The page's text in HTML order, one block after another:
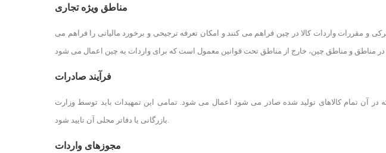
مناطق ویژه تجاری
و مقررات واردات کالا در چین فراهم می کنند و امکان تعرفه ترجیحی و برخورد مالیاتی را فراهم می
فرآیند صادرات
در آن تمام کالاهای تولید شده صادر می شود اعمال می شود. تمامی این تمهیدات باید توسط وزارت
بازرگانی یا دفاتر محلی آن تایید شود.
مجوزهای واردات